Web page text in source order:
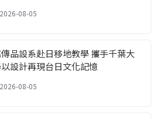
2026-08-05
品設系赴日移地教學 攜手千葉大
設計再現台日文化記憶
2026-08-05